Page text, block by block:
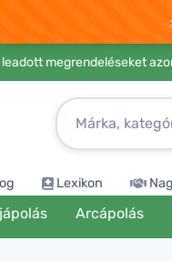
megrendeléseket
Lexikon
Arcápolás